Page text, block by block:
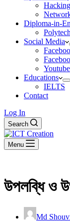
Hacking
Diploma-in-
Social Media
Youtube
Educations
IELTS
Contact
Log In
Search
Menu
উপলব্ধি ও
Md